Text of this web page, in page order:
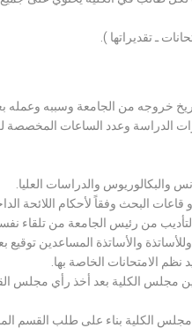
ـ تقديراتها ).
خروجه من الجامعة وسببه وعمله
سنوات الدراسة وعدد الساعات
والبكالوريوس والدراسات العليا.
البحث وفقاً لأحكام اللائحة
من رئيس الجامعة من تلقاء
والأساتذة المساعدين توقيع
نظم الامتحانات الخاصة بها.
مجلس الكلية بعد أخذ رأي مجلس
الكلية بناء على طلب القسم